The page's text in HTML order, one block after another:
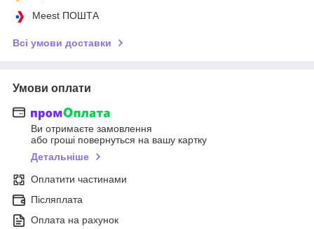
Meest ПОШТА
Всі умови доставки
Умови оплати
Ви отримаєте замовлення
або гроші повернуться на вашу картку
Детальніше
Оплатити частинами
Післяплата
Оплата на рахунок